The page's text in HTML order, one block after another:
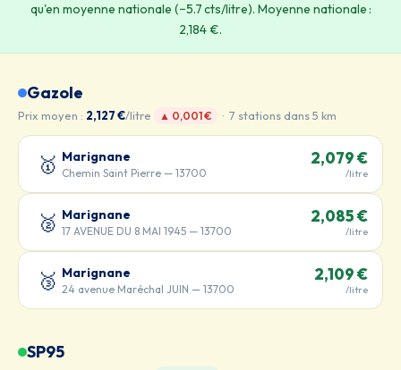
qu'en moyenne nationale (−5.7 cts/litre). Moyenne nationale :
2,184 €.
Gazole
Prix moyen : 2,127 €/litre ▲ 0,001 € · 7 stations dans 5 km
🥇 Marignane
Chemin Saint Pierre — 13700
2,079 €
/litre
🥈 Marignane
17 AVENUE DU 8 MAI 1945 — 13700
2,085 €
/litre
🥉 Marignane
24 avenue Maréchal JUIN — 13700
2,109 €
/litre
SP95